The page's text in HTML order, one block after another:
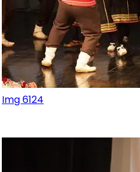
Img 6124